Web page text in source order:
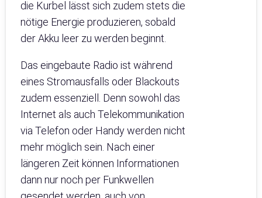
die Kurbel lässt sich zudem stets die
nötige Energie produzieren, sobald
der Akku leer zu werden beginnt.
Das eingebaute Radio ist während
eines Stromausfalls oder Blackouts
zudem essenziell. Denn sowohl das
Internet als auch Telekommunikation
via Telefon oder Handy werden nicht
mehr möglich sein. Nach einer
längeren Zeit können Informationen
dann nur noch per Funkwellen